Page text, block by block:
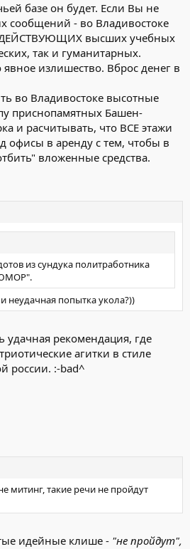
базе он будет. Если Вы не
сообщений - во Владивостоке
ДЕЙСТВУЮЩИХ высших учебных
так и гуманитарных.
излишество. Вброс денег в
во Владивостоке высотные
приснопамятных Башен-
и расчитывать, что ВСЕ этажи
офисы в аренду с тем, чтобы в
вложенные средства.
из сундука политработника
неудачная попытка укола?))
удачная рекомендация, где
агитки в стиле
россии. :-bad^
митинг, такие речи не пройдут
идейные клише - "не пройдут",